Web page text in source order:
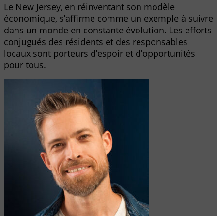
Le New Jersey, en réinventant son modèle
économique, s’affirme comme un exemple à suivre
dans un monde en constante évolution. Les efforts
conjugués des résidents et des responsables
locaux sont porteurs d’espoir et d’opportunités
pour tous.